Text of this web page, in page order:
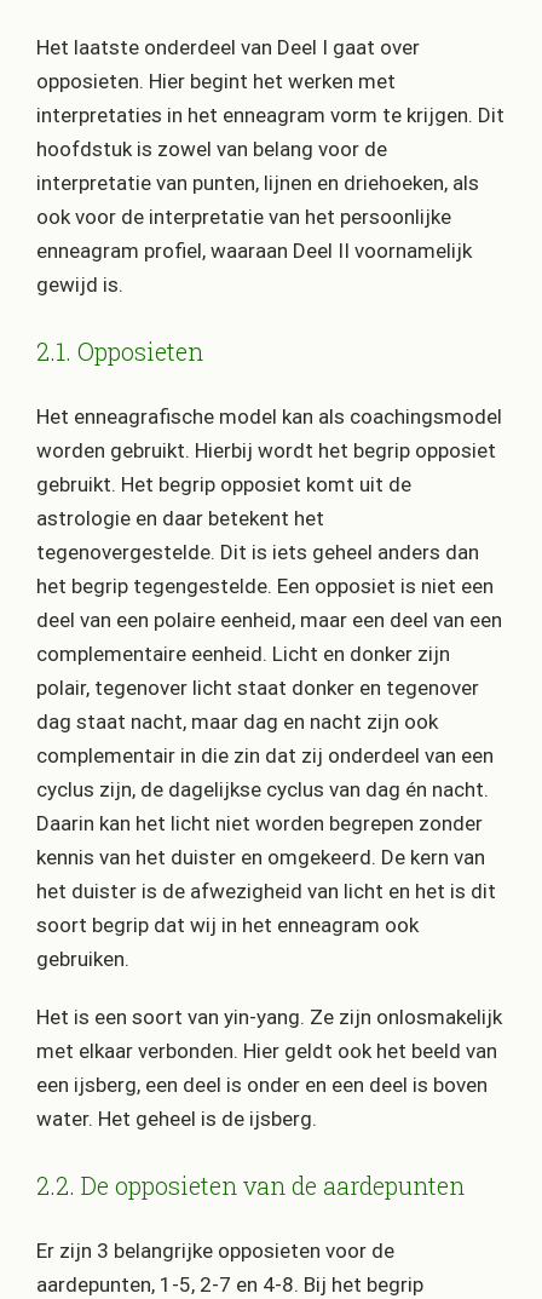
Het laatste onderdeel van Deel I gaat over
opposieten. Hier begint het werken met
interpretaties in het enneagram vorm te krijgen. Dit
hoofdstuk is zowel van belang voor de
interpretatie van punten, lijnen en driehoeken, als
ook voor de interpretatie van het persoonlijke
enneagram profiel, waaraan Deel II voornamelijk
gewijd is.
2.1. Opposieten
Het enneagrafische model kan als coachingsmodel
worden gebruikt. Hierbij wordt het begrip opposiet
gebruikt. Het begrip opposiet komt uit de
astrologie en daar betekent het
tegenovergestelde. Dit is iets geheel anders dan
het begrip tegengestelde. Een opposiet is niet een
deel van een polaire eenheid, maar een deel van een
complementaire eenheid. Licht en donker zijn
polair, tegenover licht staat donker en tegenover
dag staat nacht, maar dag en nacht zijn ook
complementair in die zin dat zij onderdeel van een
cyclus zijn, de dagelijkse cyclus van dag én nacht.
Daarin kan het licht niet worden begrepen zonder
kennis van het duister en omgekeerd. De kern van
het duister is de afwezigheid van licht en het is dit
soort begrip dat wij in het enneagram ook
gebruiken.
Het is een soort van yin-yang. Ze zijn onlosmakelijk
met elkaar verbonden. Hier geldt ook het beeld van
een ijsberg, een deel is onder en een deel is boven
water. Het geheel is de ijsberg.
2.2. De opposieten van de aardepunten
Er zijn 3 belangrijke opposieten voor de
aardepunten, 1-5, 2-7 en 4-8. Bij het begrip